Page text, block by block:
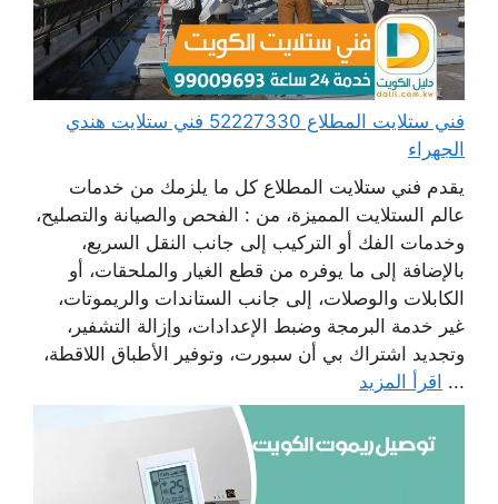
فني ستلايت المطلاع 52227330 فني ستلايت هندي
الجهراء
يقدم فني ستلايت المطلاع كل ما يلزمك من خدمات
عالم الستلايت المميزة، من : الفحص والصيانة والتصليح،
وخدمات الفك أو التركيب إلى جانب النقل السريع،
بالإضافة إلى ما يوفره من قطع الغيار والملحقات، أو
الكابلات والوصلات، إلى جانب الستاندات والريموتات،
غير خدمة البرمجة وضبط الإعدادات، وإزالة التشفير،
وتجديد اشتراك بي أن سبورت، وتوفير الأطباق اللاقطة،
... اقرأ المزيد